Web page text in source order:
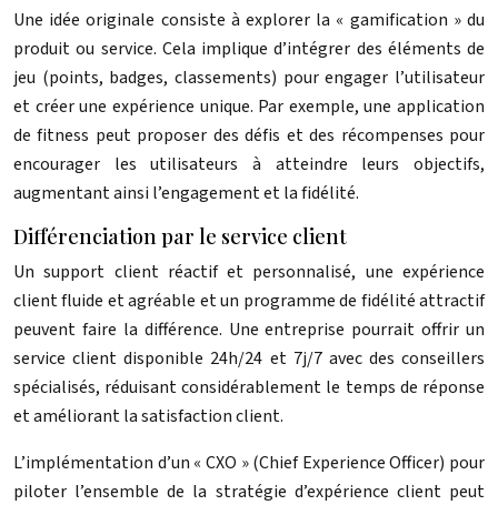
Une idée originale consiste à explorer la « gamification » du
produit ou service. Cela implique d’intégrer des éléments de
jeu (points, badges, classements) pour engager l’utilisateur
et créer une expérience unique. Par exemple, une application
de fitness peut proposer des défis et des récompenses pour
encourager les utilisateurs à atteindre leurs objectifs,
augmentant ainsi l’engagement et la fidélité.
Différenciation par le service client
Un support client réactif et personnalisé, une expérience
client fluide et agréable et un programme de fidélité attractif
peuvent faire la différence. Une entreprise pourrait offrir un
service client disponible 24h/24 et 7j/7 avec des conseillers
spécialisés, réduisant considérablement le temps de réponse
et améliorant la satisfaction client.
L’implémentation d’un « CXO » (Chief Experience Officer) pour
piloter l’ensemble de la stratégie d’expérience client peut